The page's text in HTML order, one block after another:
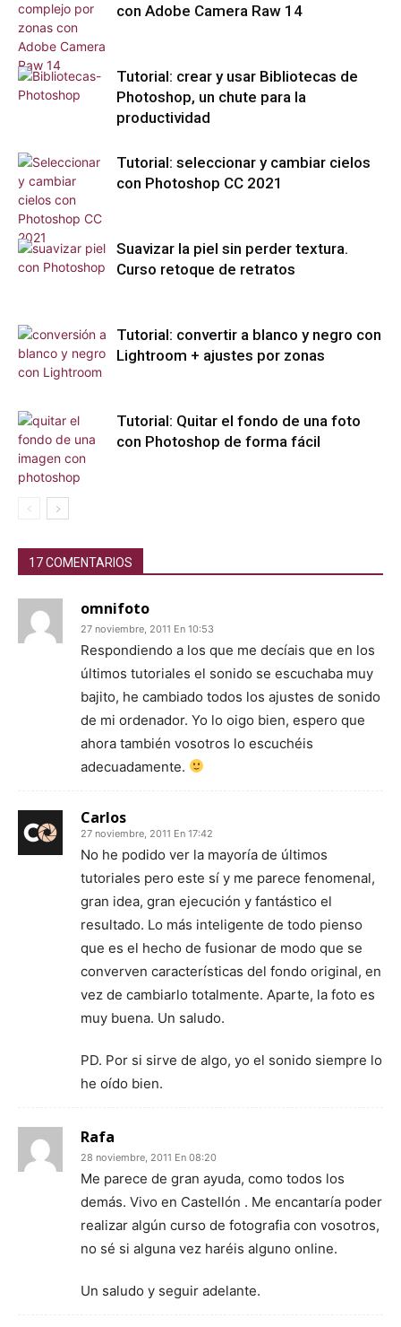
con Adobe Camera Raw 14
Tutorial: crear y usar Bibliotecas de
Photoshop, un chute para la
productividad
Tutorial: seleccionar y cambiar cielos
con Photoshop CC 2021
Suavizar la piel sin perder textura.
Curso retoque de retratos
Tutorial: convertir a blanco y negro con
Lightroom + ajustes por zonas
Tutorial: Quitar el fondo de una foto
con Photoshop de forma fácil
17 COMENTARIOS
omnifoto
27 noviembre, 2011 En 10:53
Respondiendo a los que me decíais que en los
últimos tutoriales el sonido se escuchaba muy
bajito, he cambiado todos los ajustes de sonido
de mi ordenador. Yo lo oigo bien, espero que
ahora también vosotros lo escuchéis
adecuadamente.
Carlos
27 noviembre, 2011 En 17:42
No he podido ver la mayoría de últimos
tutoriales pero este sí y me parece fenomenal,
gran idea, gran ejecución y fantástico el
resultado. Lo más inteligente de todo pienso
que es el hecho de fusionar de modo que se
converven características del fondo original, en
vez de cambiarlo totalmente. Aparte, la foto es
muy buena. Un saludo.
PD. Por si sirve de algo, yo el sonido siempre lo
he oído bien.
Rafa
28 noviembre, 2011 En 08:20
Me parece de gran ayuda, como todos los
demás. Vivo en Castellón . Me encantaría poder
realizar algún curso de fotografia con vosotros,
no sé si alguna vez haréis alguno online.
Un saludo y seguir adelante.